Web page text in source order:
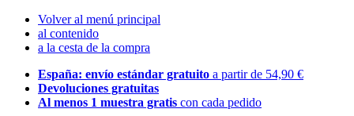
Volver al menú principal
al contenido
a la cesta de la compra
España: envío estándar gratuito a partir de 54,90 €
Devoluciones gratuitas
Al menos 1 muestra gratis con cada pedido